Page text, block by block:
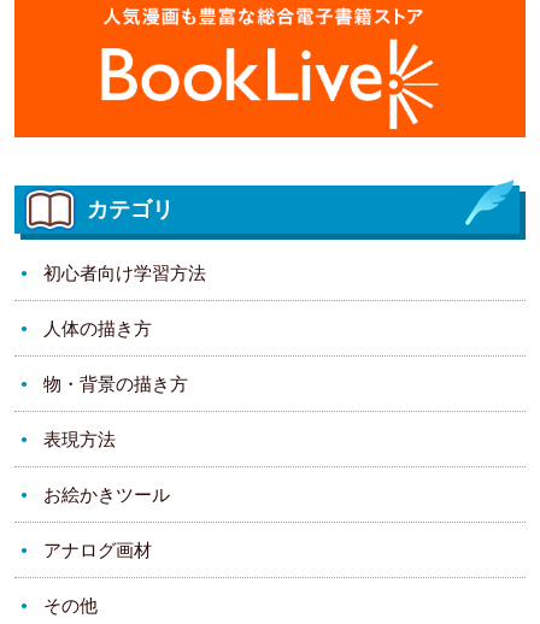
カテゴリ
初心者向け学習方法
人体の描き方
物・背景の描き方
表現方法
お絵かきツール
アナログ画材
その他